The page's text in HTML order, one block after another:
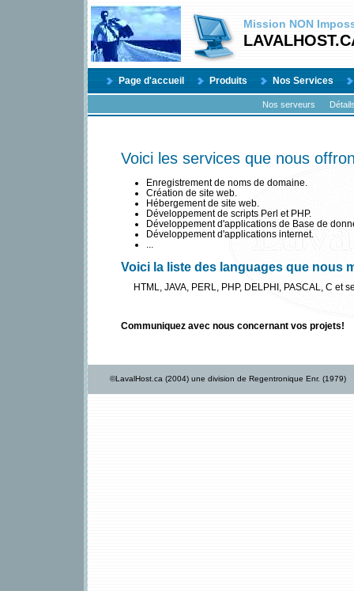
Mission NON
Page d'accueil Produits Nos Services
Nos serveurs
Voici les services que nous
Enregistrement de noms de domaine.
Création de site web.
Hébergement de site web.
Développement de scripts Perl et PHP.
Développement d'applications de Base de
Développement d'applications internet.
...
Voici la liste des languages que nous
HTML, JAVA, PERL, PHP, DELPHI, PASCAL, C
Communiquez avec nous concernant vos projets!
©LavalHost.ca (2004) une division de Regentronique Enr. (1979)